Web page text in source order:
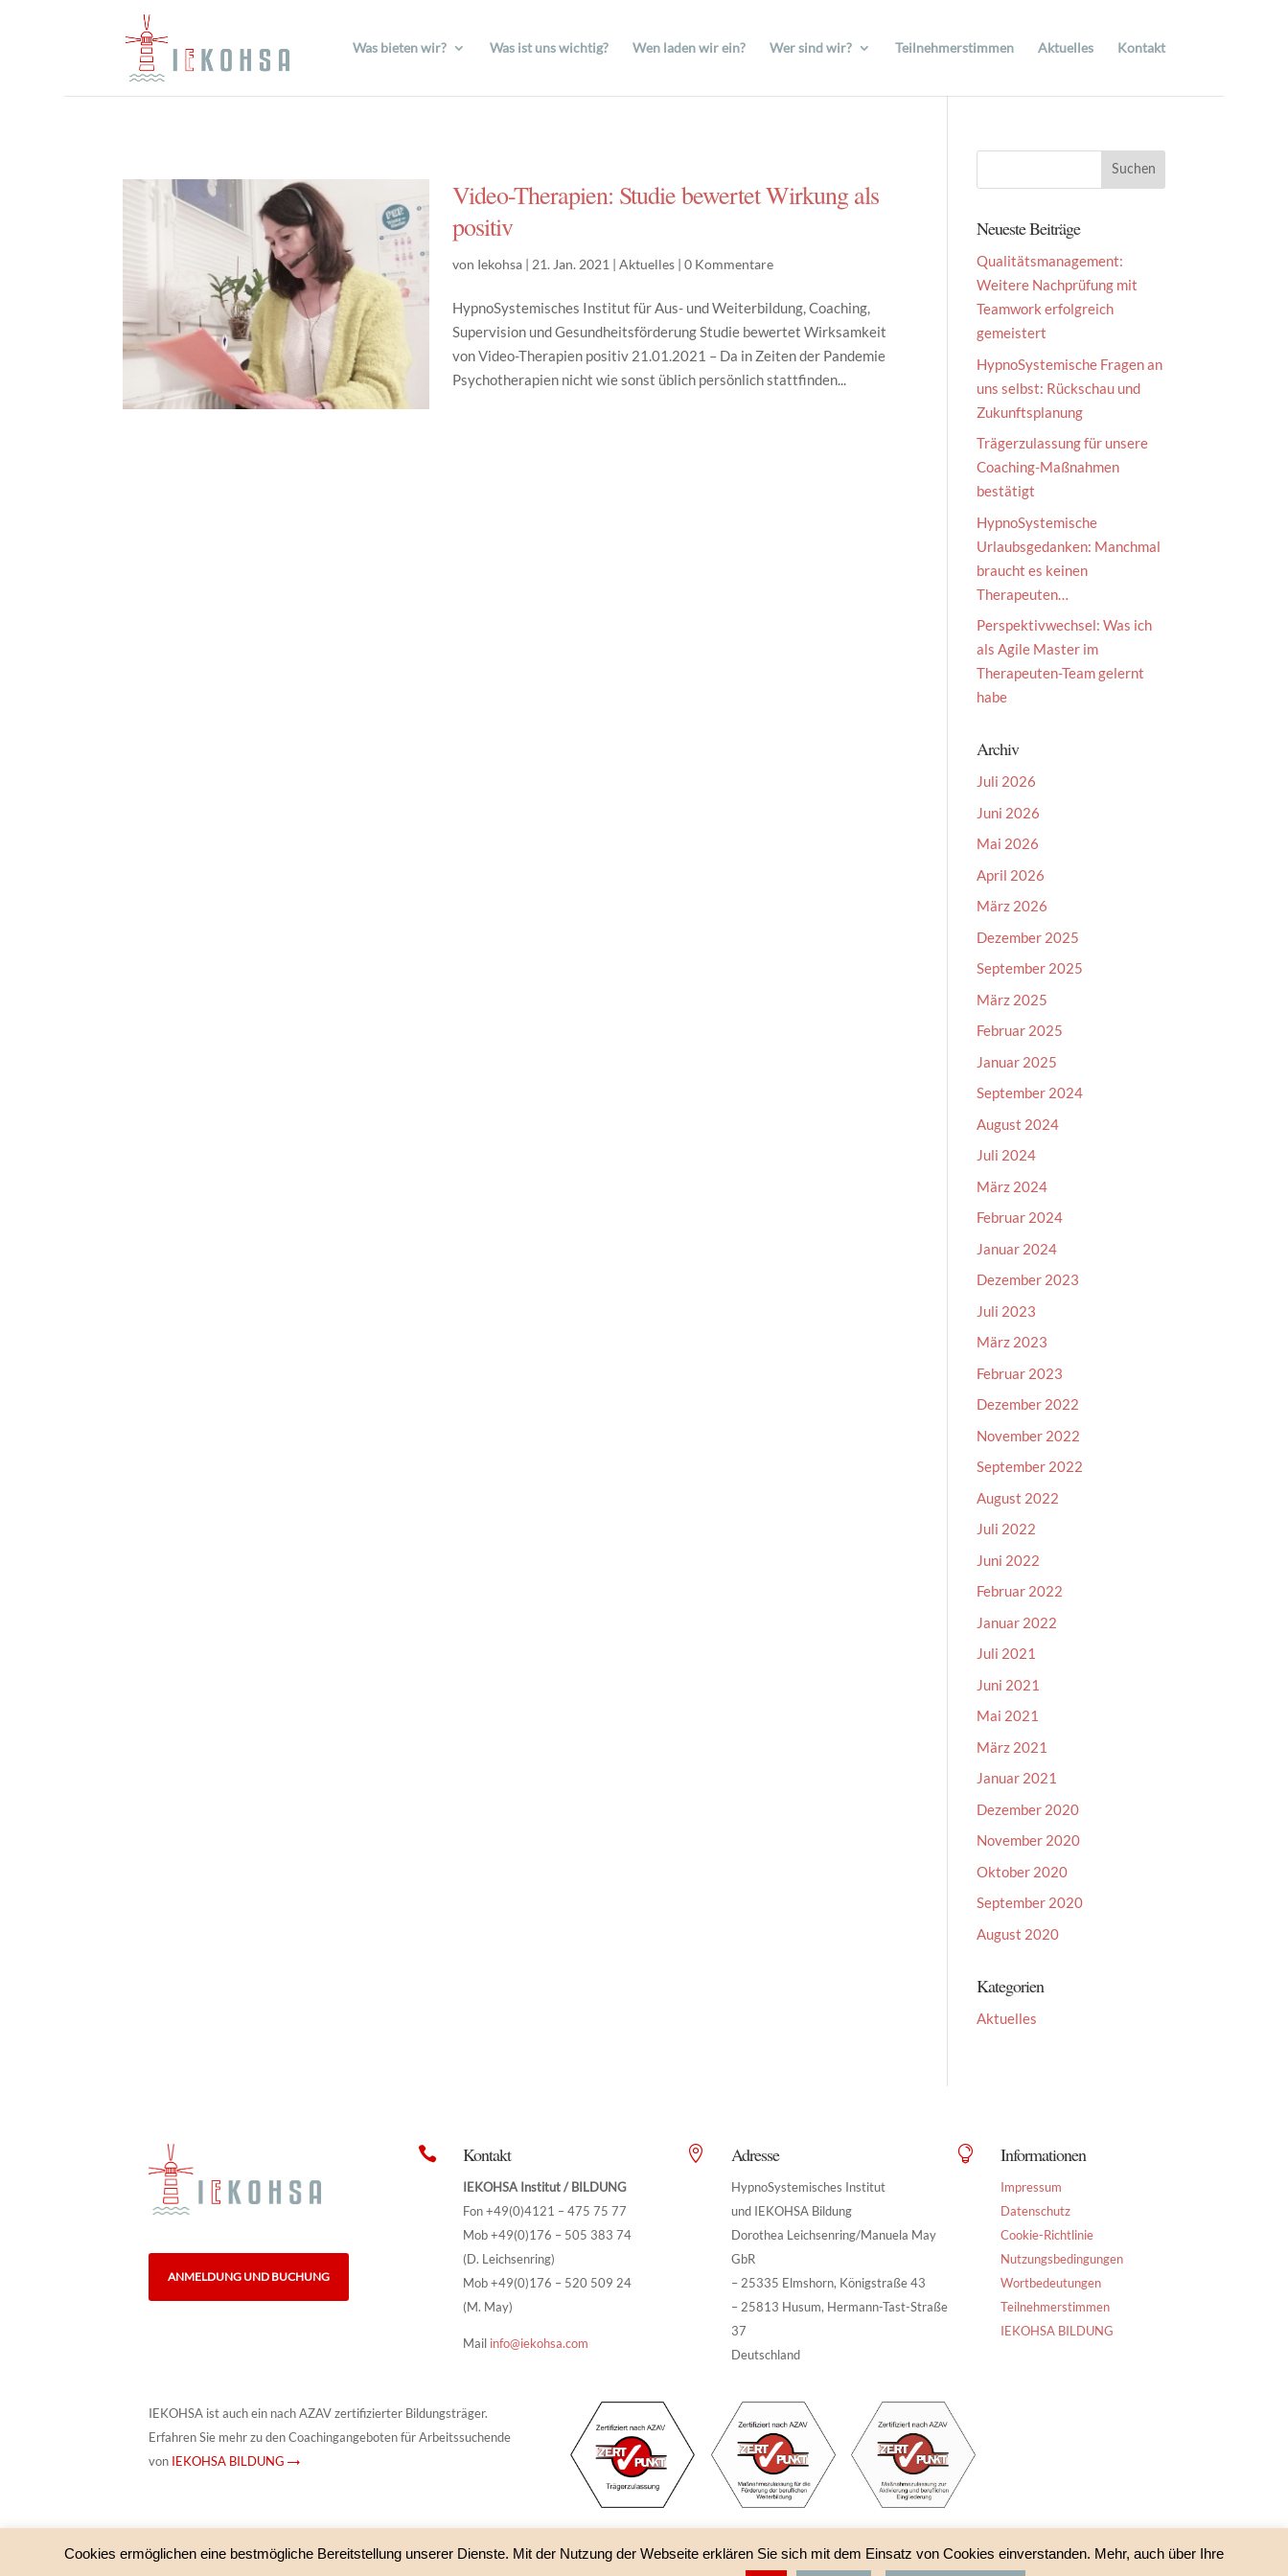
Was bieten wir? Was ist uns wichtig? Wen laden wir ein? Wer sind wir? Teilnehmerstimmen Aktuelles Kontakt
Video-Therapien: Studie bewertet Wirkung als
positiv
von Iekohsa | 21. Jan. 2021 |Aktuelles |0 Kommentare
HypnoSystemisches Institut für Aus- und Weiterbildung, Coaching,
Supervision und Gesundheitsförderung Studie bewertet Wirksamkeit
von Video-Therapien positiv 21.01.2021 – Da in Zeiten der Pandemie
Psychotherapien nicht wie sonst üblich persönlich stattfinden...
Neueste Beiträge
Qualitätsmanagement:
Weitere Nachprüfung mit
Teamwork erfolgreich
gemeistert
HypnoSystemische Fragen an
uns selbst: Rückschau und
Zukunftsplanung
Trägerzulassung für unsere
Coaching-Maßnahmen
bestätigt
HypnoSystemische
Urlaubsgedanken: Manchmal
braucht es keinen
Therapeuten…
Perspektivwechsel: Was ich
als Agile Master im
Therapeuten-Team gelernt
habe
Archiv
Juli 2026
Juni 2026
Mai 2026
April 2026
März 2026
Dezember 2025
September 2025
März 2025
Februar 2025
Januar 2025
September 2024
August 2024
Juli 2024
März 2024
Februar 2024
Januar 2024
Dezember 2023
Juli 2023
März 2023
Februar 2023
Dezember 2022
November 2022
September 2022
August 2022
Juli 2022
Juni 2022
Februar 2022
Januar 2022
Juli 2021
Juni 2021
Mai 2021
März 2021
Januar 2021
Dezember 2020
November 2020
Oktober 2020
September 2020
August 2020
Kategorien
Aktuelles
ANMELDUNG UND BUCHUNG
 Kontakt
IEKOHSA Institut / BILDUNG
Fon +49(0)4121 – 475 75 77
Mob +49(0)176 – 505 383 74
(D. Leichsenring)
Mob +49(0)176 – 520 509 24
(M. May)
Mail info@iekohsa.com
 Adresse
HypnoSystemisches Institut
und IEKOHSA Bildung
Dorothea Leichsenring/Manuela May
GbR
– 25335 Elmshorn, Königstraße 43
– 25813 Husum, Hermann-Tast-Straße
37
Deutschland
 Informationen
Impressum
Datenschutz
Cookie-Richtlinie
Nutzungsbedingungen
Wortbedeutungen
Teilnehmerstimmen
IEKOHSA BILDUNG
IEKOHSA ist auch ein nach AZAV zertifizierter Bildungsträger.
Erfahren Sie mehr zu den Coachingangeboten für Arbeitssuchende
von IEKOHSA BILDUNG →
Cookies ermöglichen eine bestmögliche Bereitstellung unserer Dienste. Mit der Nutzung der Webseite erklären Sie sich mit dem Einsatz von Cookies einverstanden. Mehr, auch über Ihre